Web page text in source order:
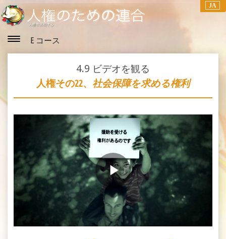
JA
E コース
4.9 ビデオを観る
人権その22、 社会保障を求める権利
Play
Video